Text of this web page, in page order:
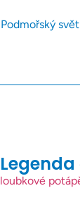
Podmořský svět